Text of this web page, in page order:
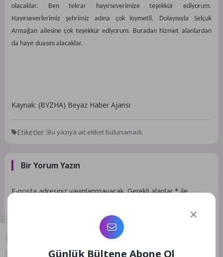
olacaklar. Ben tekrar hayırseverimize teşekkür ediyorum.
Hayırseverlerimiz şehrimiz adına çok kıymetli. Dolayısıyla Selçuk
Armağan ailesine çok teşekkür ediyorum. Buradan hizmet alanlardan
da hayır duasını alacaklar.
Kaynak: (BYZHA) Beyaz Haber Ajansı
Etiketler :Bu yazıya ait etiket bulunamadı.
Bir Yorum Yazın
E-posta adresiniz yayınlanmayacak. Gerekli alanlar*ile
Günlük Bültene Abone Ol